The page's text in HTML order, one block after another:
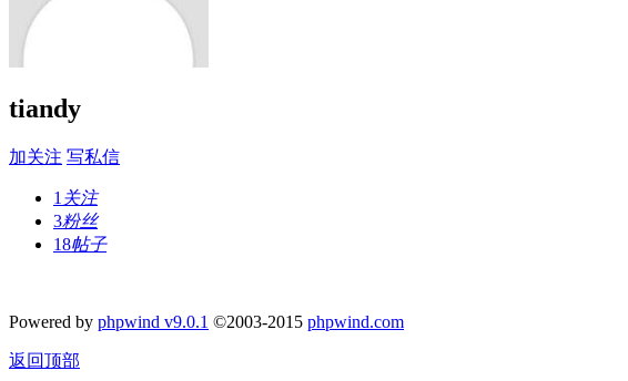
tiandy
加关注 写私信
1 关注
3粉丝
18帖子
Powered by phpwind v9.0.1 ©2003-2015 phpwind.com
返回顶部